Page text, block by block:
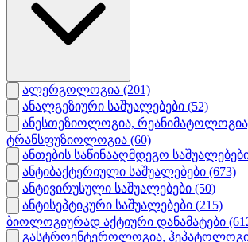
ალერგოლოგია (201)
ანალგეზიური საშუალებები (52)
ანესთეზიოლოგია,
ტრანსფუზიოლოგია (60)
ანთების საწინააღმდეგო
ანტიბაქტერიული საშუალებები (673)
ანტივირუსული საშუალებები (50)
ანტისეპტიკური საშუალებები (215)
ბიოლოგიურად აქტიური დანამატები
გასტროენტეროლოგია,